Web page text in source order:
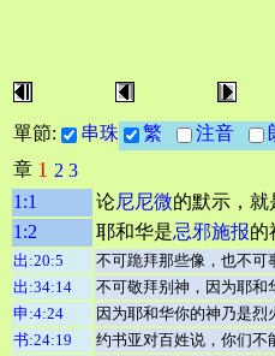
單節: 串珠 繁 注音
章 1 2 3
1:1
论尼尼微的默示，就
1:2
耶和华是忌邪施报的
出:20:5 不可跪拜那些像，也不可
出:34:14
不可敬拜别神，因为耶和
申:4:24
因为耶和华你的神乃是烈
书:24:19
约书亚对百姓说，你们不